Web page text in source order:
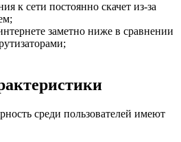
к сети постоянно скачет из-за
заметно ниже в сравнении
среди пользователей имеют